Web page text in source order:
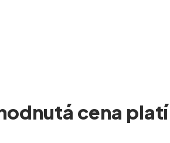
cena platí